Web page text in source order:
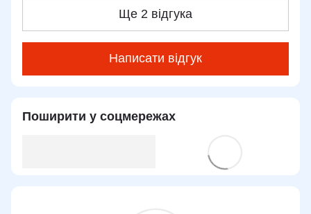
Ще 2 відгука
Написати відгук
Поширити у соцмережах